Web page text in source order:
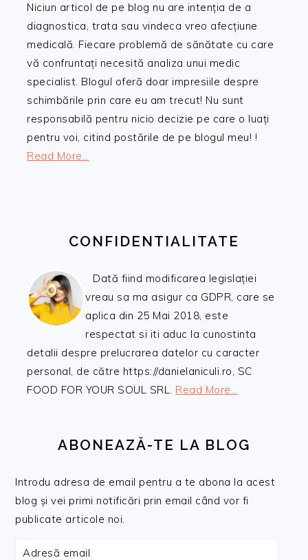
Niciun articol de pe blog nu are intenția de a
diagnostica, trata sau vindeca vreo afecțiune
medicală. Fiecare problemă de sănătate cu care
vă confruntați necesită analiza unui medic
specialist. Blogul oferă doar impresiile despre
schimbările prin care eu am trecut! Nu sunt
responsabilă pentru nicio decizie pe care o luați
pentru voi, citind postările de pe blogul meu! !
Read More…
CONFIDENTIALITATE
Dată fiind modificarea legislației
vreau sa ma asigur ca GDPR, care se
aplica din 25 Mai 2018, este
respectat si iti aduc la cunostinta
detalii despre prelucrarea datelor cu caracter
personal, de către https://danielaniculi.ro, SC
FOOD FOR YOUR SOUL SRL. Read More…
ABONEAZĂ-TE LA BLOG
Introdu adresa de email pentru a te abona la acest
blog și vei primi notificări prin email când vor fi
publicate articole noi.
Adresă